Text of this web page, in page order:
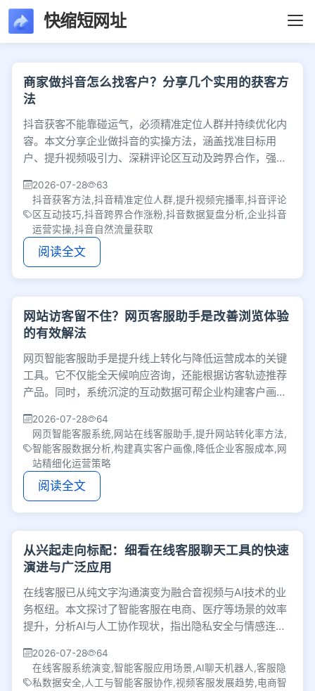
快缩短网址
文章列表 - 第171页
商家做抖音怎么找客户？分享几个实用的获客方
法
抖音获客不能靠碰运气，必须精准定位人群并持续优化内
容。本文分享企业做抖音的实操方法，涵盖找准目标用
户、提升视频吸引力、深耕评论区互动及跨界合作，强调
2026-07-28
63
抖音获客方法,抖音精准定位人群,提升视频完播率,抖音评论
区互动技巧,抖音跨界合作涨粉,抖音数据复盘分析,企业抖音
运营实操,抖音自然流量获取
阅读全文
网站访客留不住？网页客服助手是改善浏览体验
的有效解法
网页智能客服助手是提升线上转化与降低运营成本的关键
工具。它不仅能全天候响应咨询，还能根据访客轨迹推荐
产品。同时，系统沉淀的互动数据可帮企业构建客户画
2026-07-28
64
网页智能客服系统,网站在线客服助手,提升网站转化率方法,
智能客服数据分析,构建真实客户画像,降低企业客服成本,网
站精细化运营策略
阅读全文
从兴起走向标配：细看在线客服聊天工具的快速
演进与广泛应用
在线客服已从纯文字沟通演变为融合音视频与AI技术的业
务枢纽。本文探讨了智能客服在电商、医疗等场景的效率
提升，分析AI与人工协作现状，指出隐私安全与情感连接
2026-07-28
64
在线客服系统演变,智能客服应用场景,AI聊天机器人,客服隐
私数据安全,人工与智能客服协作,视频客服发展趋势,电商智